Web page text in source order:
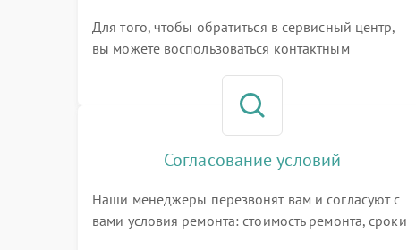
Для того, чтобы обратиться в сервисный центр,
вы можете воспользоваться контактным
номер телефона на сайте
Согласование условий
Наши менеджеры перезвонят вам и согласуют с
вами условия ремонта: стоимость ремонта, сроки